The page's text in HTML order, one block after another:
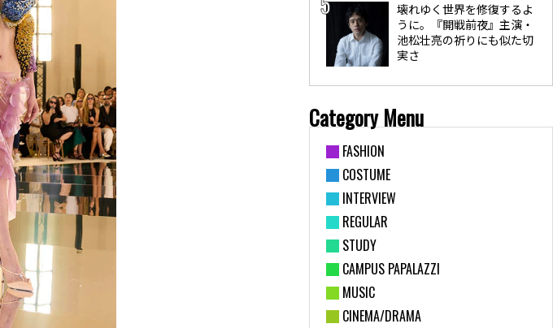
壊れゆく世界を修復するよ
うに。『開戦前夜』主演・
池松壮亮の祈りにも似た切
実さ
Category Menu
FASHION
COSTUME
INTERVIEW
REGULAR
STUDY
CAMPUS PAPALAZZI
MUSIC
CINEMA/DRAMA